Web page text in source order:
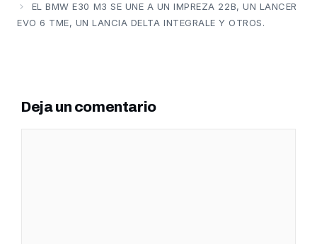
EL BMW E30 M3 SE UNE A UN IMPREZA 22B, UN LANCER
EVO 6 TME, UN LANCIA DELTA INTEGRALE Y OTROS.
Deja un comentario